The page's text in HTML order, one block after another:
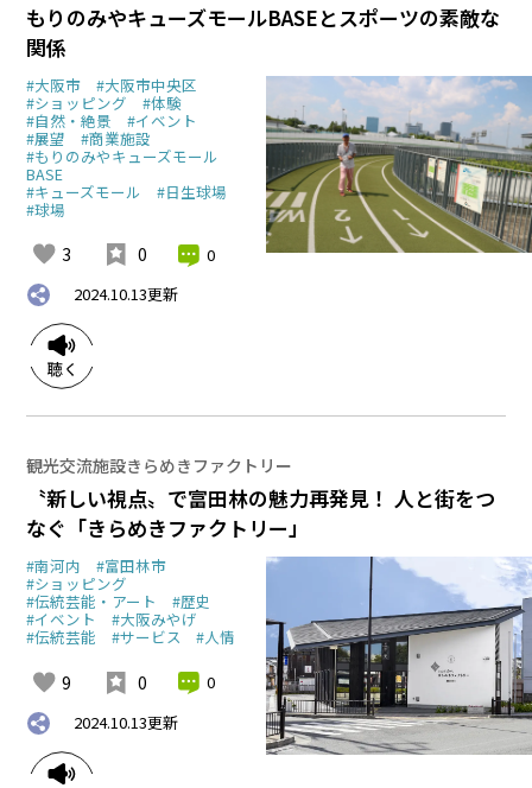
もりのみやキューズモールBASEとスポーツの素敵な
関係
#大阪市 #大阪市中央区
#ショッピング #体験
#自然・絶景 #イベント
#展望 #商業施設
#もりのみやキューズモール
BASE
#キューズモール #日生球場
#球場
3 0
0
2024.10.13更新
観光交流施設きらめきファクトリー
〝新しい視点〟で富田林の魅力再発見！ 人と街をつ
なぐ「きらめきファクトリー」
#南河内 #富田林市
#ショッピング
#伝統芸能・アート #歴史
#イベント #大阪みやげ
#伝統芸能 #サービス #人情
9 0
0
2024.10.13更新